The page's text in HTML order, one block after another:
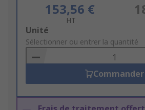
153,56 €
HT
Add
to
Basket
Unité
Sélectionner ou entrer la quantité
Commander